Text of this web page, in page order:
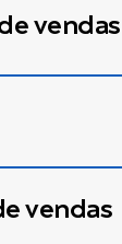
vendas
vendas